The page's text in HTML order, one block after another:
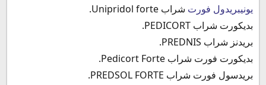
يونيبريدول فورت شراب Unipridol forte.
بديكورت شراب PEDICORT.
بريدنز شراب PREDNIS.
بديكورت فورت شراب Pedicort Forte.
بريدسول فورت شراب PREDSOL FORTE.